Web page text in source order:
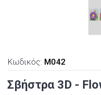
Κωδικός: M042
Σβήστρα 3D -